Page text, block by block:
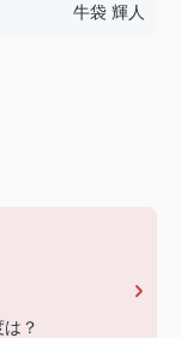
牛袋 輝人
？